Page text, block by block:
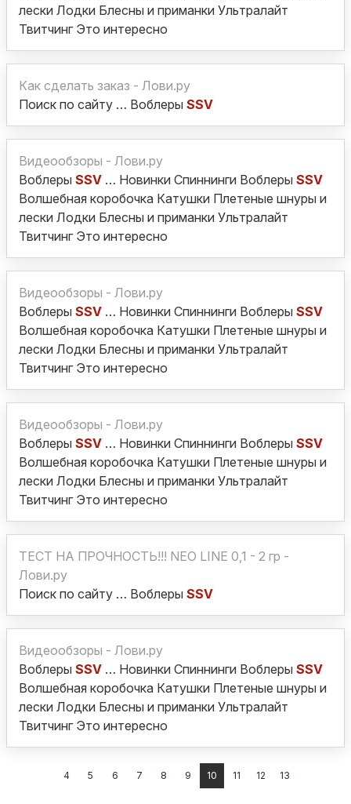
лески Лодки Блесны и приманки Ультралайт
Твитчинг Это интересно
Как сделать заказ - Лови.ру
Поиск по сайту … Воблеры SSV
Видеообзоры - Лови.ру
Воблеры SSV … Новинки Спиннинги Воблеры SSV
Волшебная коробочка Катушки Плетеные шнуры и
лески Лодки Блесны и приманки Ультралайт
Твитчинг Это интересно
Видеообзоры - Лови.ру
Воблеры SSV … Новинки Спиннинги Воблеры SSV
Волшебная коробочка Катушки Плетеные шнуры и
лески Лодки Блесны и приманки Ультралайт
Твитчинг Это интересно
Видеообзоры - Лови.ру
Воблеры SSV … Новинки Спиннинги Воблеры SSV
Волшебная коробочка Катушки Плетеные шнуры и
лески Лодки Блесны и приманки Ультралайт
Твитчинг Это интересно
ТЕСТ НА ПРОЧНОСТЬ!!! NEO LINE 0,1 - 2 гр -
Лови.ру
Поиск по сайту … Воблеры SSV
Видеообзоры - Лови.ру
Воблеры SSV … Новинки Спиннинги Воблеры SSV
Волшебная коробочка Катушки Плетеные шнуры и
лески Лодки Блесны и приманки Ультралайт
Твитчинг Это интересно
4 5 6 7 8 9 10 11 12 13